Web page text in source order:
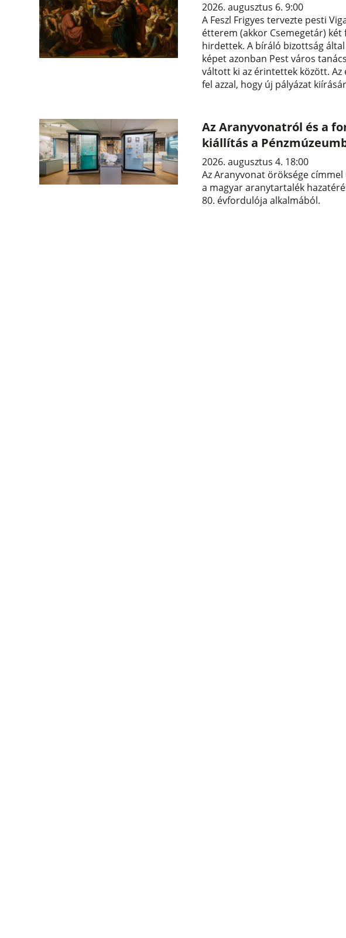
2026. augusztus 6. 9:00
A Feszl Frigyes tervezte pesti
étterem (akkor Csemegetár)
hirdettek. A bíráló bizottság
képet azonban Pest város
váltott ki az érintettek között.
fel azzal, hogy új pályázat
Az Aranyvonatról és a
kiállítás a
2026. augusztus 4. 18:00
Az Aranyvonat öröksége
a magyar aranytartalék
80. évfordulója alkalmából.